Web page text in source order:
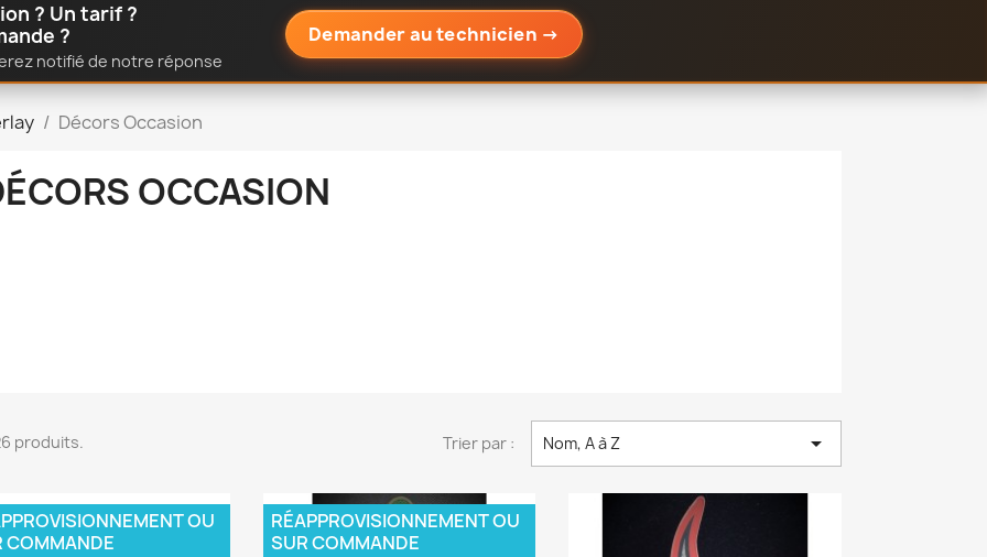
? Un tarif ?
?
notifié de notre réponse
Demander au technicien →
Décors Occasion
OCCASION
produits. Trier par : Nom, A à Z 
OU
COMMANDE
RÉAPPROVISIONNEMENT OU
SUR COMMANDE